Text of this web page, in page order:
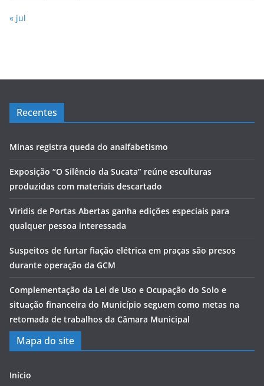
« jul
Recentes
Minas registra queda do analfabetismo
Exposição “O Silêncio da Sucata” reúne esculturas
produzidas com materiais descartado
Viridis de Portas Abertas ganha edições especiais para
qualquer pessoa interessada
Suspeitos de furtar fiação elétrica em praças são presos
durante operação da GCM
Complementação da Lei de Uso e Ocupação do Solo e
situação financeira do Município seguem como metas na
retomada de trabalhos da Câmara Municipal
Mapa do site
Início